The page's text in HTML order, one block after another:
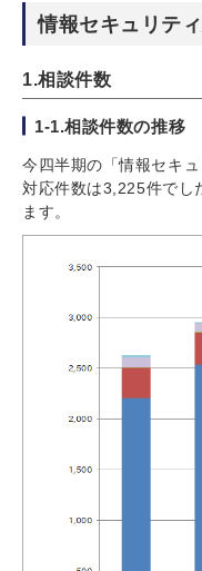
情報セキュリテ
1.相談件数
1-1.相談件数の推移
今四半期の「情報セキ
対応件数は3,225件でし
ます。